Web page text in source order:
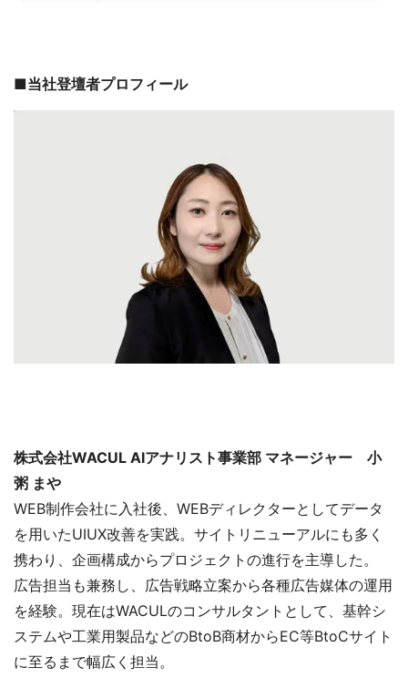
■当社登壇者プロフィール
株式会社WACUL AIアナリスト事業部 マネージャー 小
粥 まや
WEB制作会社に入社後、WEBディレクターとしてデータ
を用いたUIUX改善を実践。サイトリニューアルにも多く
携わり、企画構成からプロジェクトの進行を主導した。
広告担当も兼務し、広告戦略立案から各種広告媒体の運用
を経験。現在はWACULのコンサルタントとして、基幹シ
ステムや工業用製品などのBtoB商材からEC等BtoCサイト
に至るまで幅広く担当。